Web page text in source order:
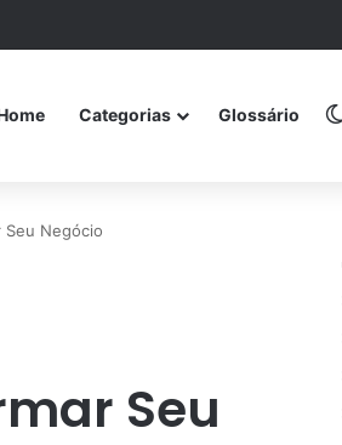
Categorias Glossário
Seu Negócio
Seu